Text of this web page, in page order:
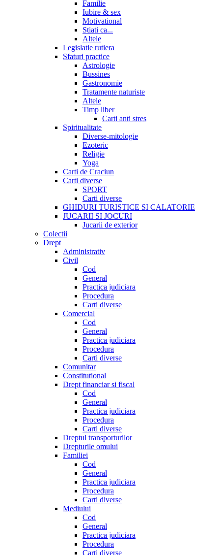
Familie
Iubire & sex
Motivational
Stiati ca...
Altele
Legislatie rutiera
Sfaturi practice
Astrologie
Bussines
Gastronomie
Tratamente naturiste
Altele
Timp liber
Carti anti stres
Spiritualitate
Diverse-mitologie
Ezoteric
Religie
Yoga
Carti de Craciun
Carti diverse
SPORT
Carti diverse
GHIDURI TURISTICE SI CALATORIE
JUCARII SI JOCURI
Jucarii de exterior
Colectii
Drept
Administrativ
Civil
Cod
General
Practica judiciara
Procedura
Carti diverse
Comercial
Cod
General
Practica judiciara
Procedura
Carti diverse
Comunitar
Constitutional
Drept financiar si fiscal
Cod
General
Practica judiciara
Procedura
Carti diverse
Dreptul transporturilor
Drepturile omului
Familiei
Cod
General
Practica judiciara
Procedura
Carti diverse
Mediului
Cod
General
Practica judiciara
Procedura
Carti diverse